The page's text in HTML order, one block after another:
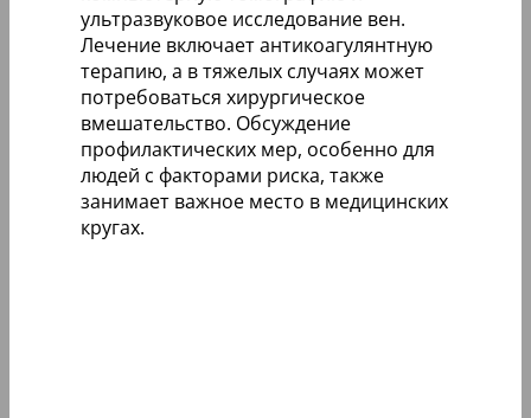
ультразвуковое исследование вен.
Лечение включает антикоагулянтную
терапию, а в тяжелых случаях может
потребоваться хирургическое
вмешательство. Обсуждение
профилактических мер, особенно для
людей с факторами риска, также
занимает важное место в медицинских
кругах.